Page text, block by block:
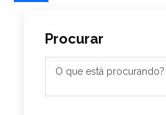
Procurar